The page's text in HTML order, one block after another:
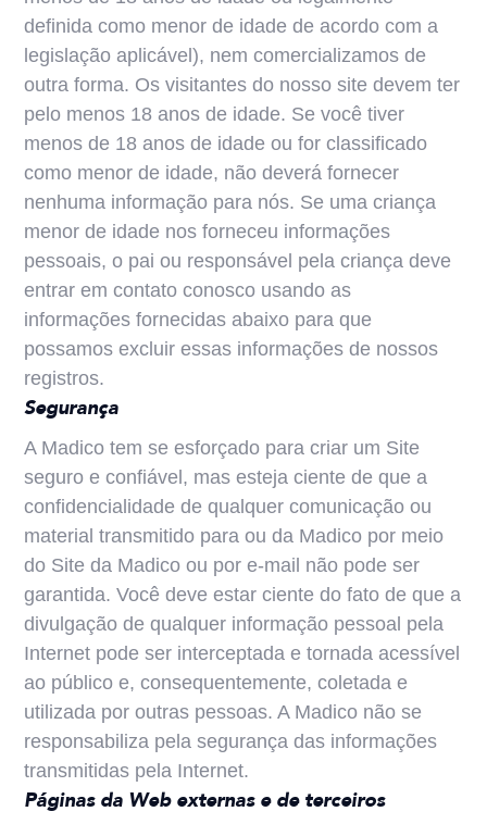
definida como menor de idade de acordo com a
legislação aplicável), nem comercializamos de
outra forma. Os visitantes do nosso site devem ter
pelo menos 18 anos de idade. Se você tiver
menos de 18 anos de idade ou for classificado
como menor de idade, não deverá fornecer
nenhuma informação para nós. Se uma criança
menor de idade nos forneceu informações
pessoais, o pai ou responsável pela criança deve
entrar em contato conosco usando as
informações fornecidas abaixo para que
possamos excluir essas informações de nossos
registros.
Segurança
A Madico tem se esforçado para criar um Site
seguro e confiável, mas esteja ciente de que a
confidencialidade de qualquer comunicação ou
material transmitido para ou da Madico por meio
do Site da Madico ou por e-mail não pode ser
garantida. Você deve estar ciente do fato de que a
divulgação de qualquer informação pessoal pela
Internet pode ser interceptada e tornada acessível
ao público e, consequentemente, coletada e
utilizada por outras pessoas. A Madico não se
responsabiliza pela segurança das informações
transmitidas pela Internet.
Páginas da Web externas e de terceiros